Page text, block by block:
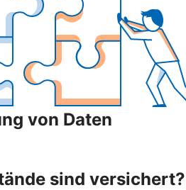
von Daten
sind versichert?